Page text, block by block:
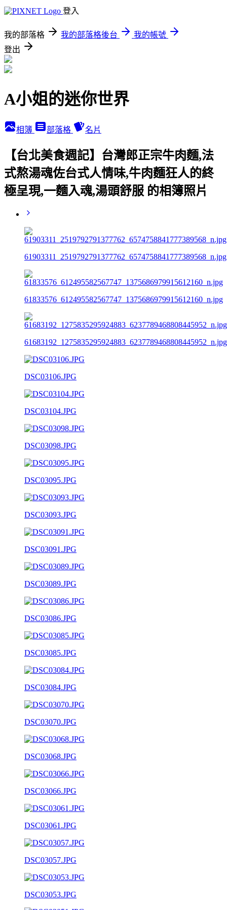
登入
我的部落格 我的部落格後台
我的帳號
登出
A小姐的迷你世界
相簿 部落格 名片
【台北美食週記】台灣郎正宗牛肉麵,法
式熬湯魂佐台式人情味,牛肉麵狂人的終
極呈現,一麵入魂,湯頭舒服 的相簿照片
61903311_2519792791377762_6574758841777389568_n.jpg
61833576_612495582567747_1375686979915612160_n.jpg
61683192_1275835295924883_6237789468808445952_n.jpg
DSC03106.JPG
DSC03104.JPG
DSC03098.JPG
DSC03095.JPG
DSC03093.JPG
DSC03091.JPG
DSC03089.JPG
DSC03086.JPG
DSC03085.JPG
DSC03084.JPG
DSC03070.JPG
DSC03068.JPG
DSC03066.JPG
DSC03061.JPG
DSC03057.JPG
DSC03053.JPG